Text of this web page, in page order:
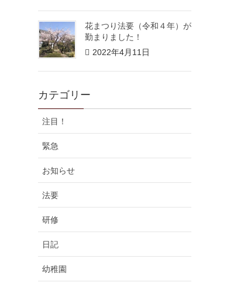
花まつり法要（令和４年）が
勤まりました！
2022年4月11日
カテゴリー
注目！
緊急
お知らせ
法要
研修
日記
幼稚園